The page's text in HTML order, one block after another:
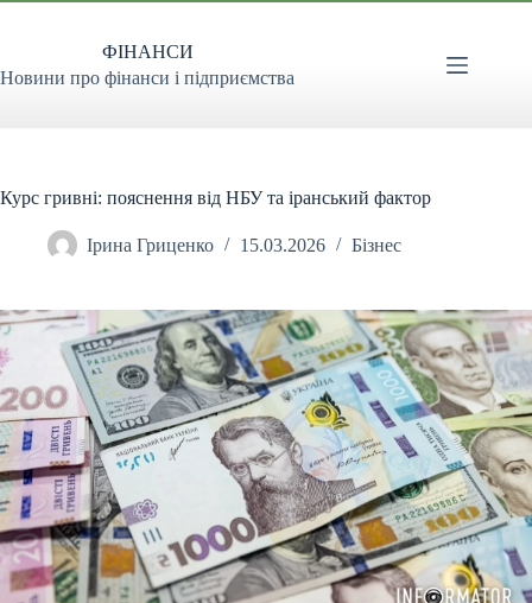
Перейти
ФІНАНСИ
Новини про фінанси і підприємства
Курс гривні: пояснення від НБУ та іранський фактор
Ірина Гриценко 15.03.2026 Бізнес